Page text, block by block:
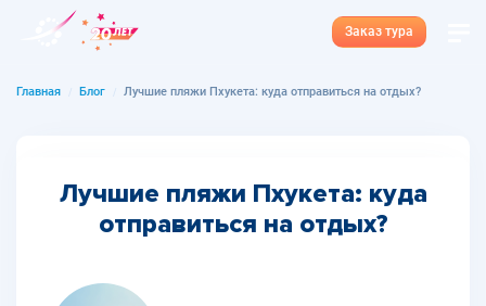
Заказ тура
Главная Блог Лучшие пляжи Пхукета: куда отправиться на отдых?
Лучшие пляжи Пхукета: куда
отправиться на отдых?